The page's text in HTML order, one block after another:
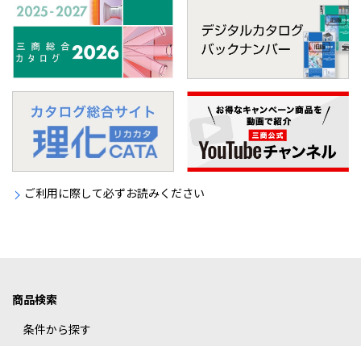
ご利用に際して必ずお読みください
商品検索
条件から探す